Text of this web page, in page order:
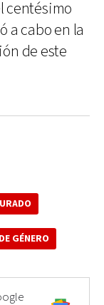
centésimo
a cabo en la
de este
GÉNERO